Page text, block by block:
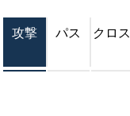
攻撃 パス クロス